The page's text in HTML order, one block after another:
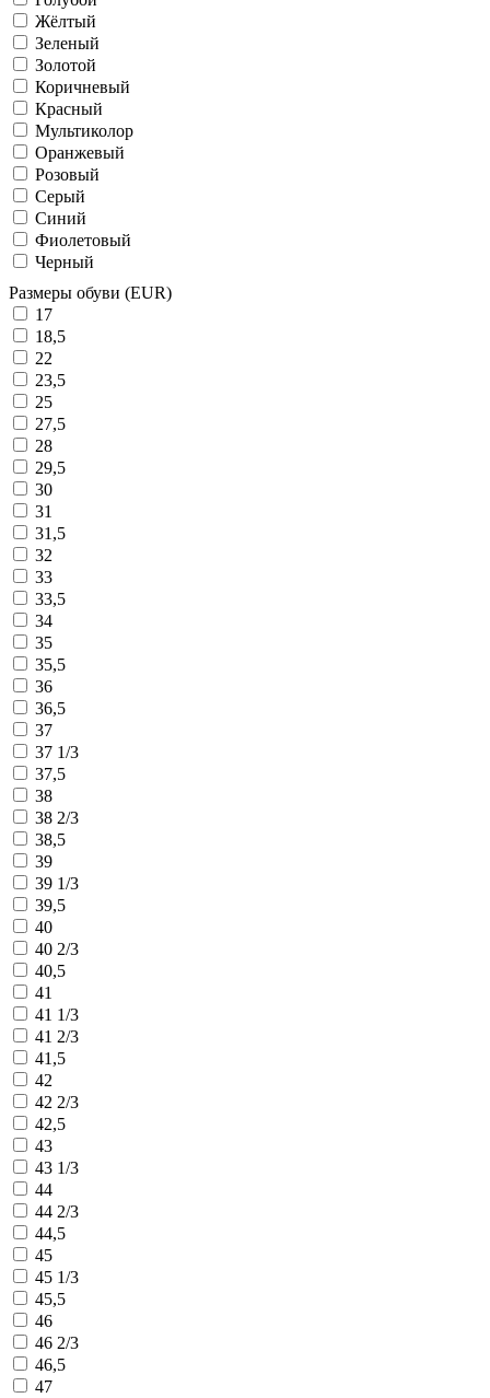
Жёлтый
Зеленый
Золотой
Коричневый
Красный
Мультиколор
Оранжевый
Розовый
Серый
Синий
Фиолетовый
Черный
Размеры обуви (EUR)
17
18,5
22
23,5
25
27,5
28
29,5
30
31
31,5
32
33
33,5
34
35
35,5
36
36,5
37
37 1/3
37,5
38
38 2/3
38,5
39
39 1/3
39,5
40
40 2/3
40,5
41
41 1/3
41 2/3
41,5
42
42 2/3
42,5
43
43 1/3
44
44 2/3
44,5
45
45 1/3
45,5
46
46 2/3
46,5
47